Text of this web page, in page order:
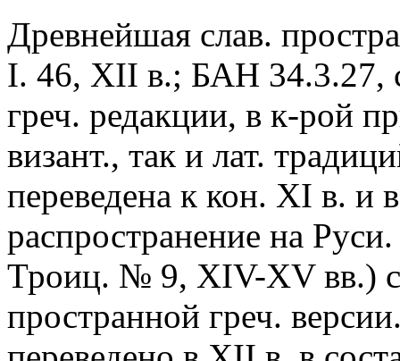
Древнейшая слав.
I. 46, XII в.; БАН 34.3.27,
греч. редакции, в к-рой
визант., так и лат.
переведена к кон. XI в. и
распространение на
Троиц. № 9, XIV-XV вв.)
пространной греч.